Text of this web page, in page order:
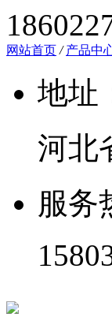
网站首页 / 产品中
地址
河北
服务